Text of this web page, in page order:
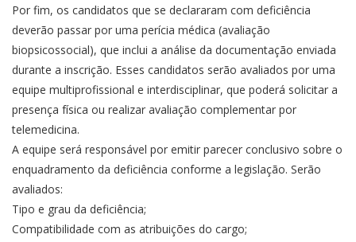
Por fim, os candidatos que se declararam com deficiência
deverão passar por uma perícia médica (avaliação
biopsicossocial), que inclui a análise da documentação enviada
durante a inscrição. Esses candidatos serão avaliados por uma
equipe multiprofissional e interdisciplinar, que poderá solicitar a
presença física ou realizar avaliação complementar por
telemedicina.
A equipe será responsável por emitir parecer conclusivo sobre o
enquadramento da deficiência conforme a legislação. Serão
avaliados:
Tipo e grau da deficiência;
Compatibilidade com as atribuições do cargo;